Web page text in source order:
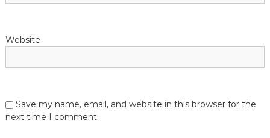
Website
Save my name, email, and website in this browser for the
next time I comment.